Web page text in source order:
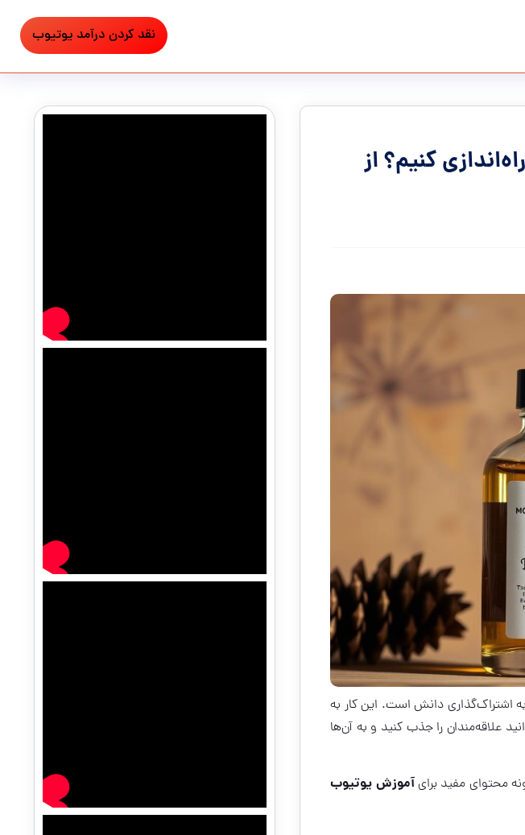
نقد کردن درآمد یوتیوب
کنیم؟ از
اشتراک‌گذاری دانش است. این کار به
علاقه‌مندان را جذب کنید و به آن‌ها
محتوای مفید برایآموزش یوتیوب